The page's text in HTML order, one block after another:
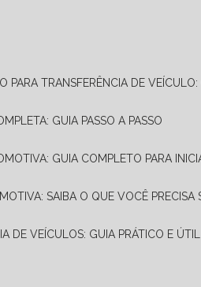
PARA TRANSFERÊNCIA DE
GUIA PASSO A PASSO
GUIA COMPLETO PARA
SAIBA O QUE VOCÊ PRECISA
DE VEÍCULOS: GUIA PRÁTICO E ÚTIL